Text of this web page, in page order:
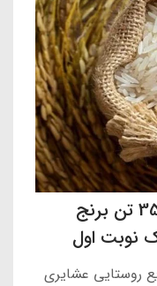
آگهی مناقصه عمومی خرید 350 تن برنج
نوبت اول
روستایی عشایری